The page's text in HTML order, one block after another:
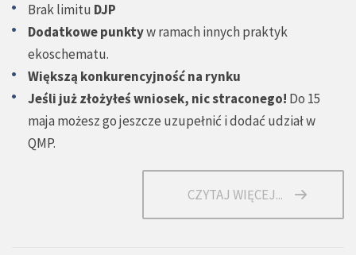
Brak limitu DJP
Dodatkowe punktyw ramach innych praktyk
ekoschematu.
Większą konkurencyjność na rynku
Jeśli już złożyłeś wniosek, nic straconego! Do 15
maja możesz go jeszcze uzupełnić i dodać udział w
QMP.
CZYTAJ WIĘCEJ...